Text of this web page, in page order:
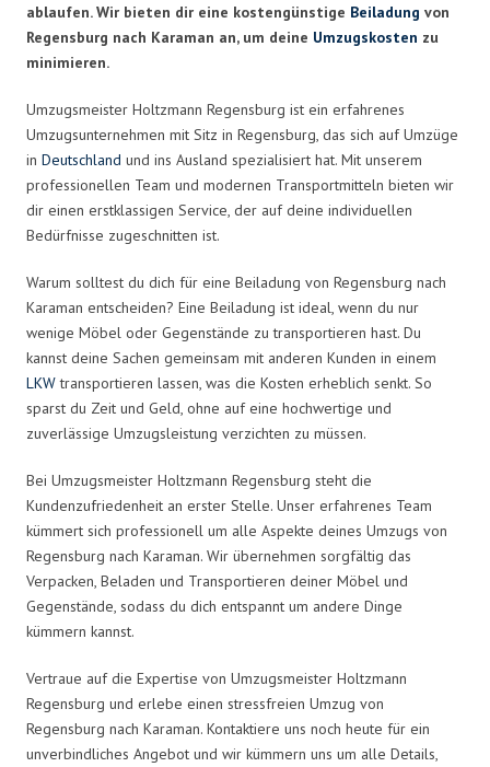
ablaufen. Wir bieten dir eine kostengünstige Beiladung von
Regensburg nach Karaman an, um deine Umzugskosten zu
minimieren.
Umzugsmeister Holtzmann Regensburg ist ein erfahrenes
Umzugsunternehmen mit Sitz in Regensburg, das sich auf Umzüge
in Deutschland und ins Ausland spezialisiert hat. Mit unserem
professionellen Team und modernen Transportmitteln bieten wir
dir einen erstklassigen Service, der auf deine individuellen
Bedürfnisse zugeschnitten ist.
Warum solltest du dich für eine Beiladung von Regensburg nach
Karaman entscheiden? Eine Beiladung ist ideal, wenn du nur
wenige Möbel oder Gegenstände zu transportieren hast. Du
kannst deine Sachen gemeinsam mit anderen Kunden in einem
LKWtransportieren lassen, was die Kosten erheblich senkt. So
sparst du Zeit und Geld, ohne auf eine hochwertige und
zuverlässige Umzugsleistung verzichten zu müssen.
Bei Umzugsmeister Holtzmann Regensburg steht die
Kundenzufriedenheit an erster Stelle. Unser erfahrenes Team
kümmert sich professionell um alle Aspekte deines Umzugs von
Regensburg nach Karaman. Wir übernehmen sorgfältig das
Verpacken, Beladen und Transportieren deiner Möbel und
Gegenstände, sodass du dich entspannt um andere Dinge
kümmern kannst.
Vertraue auf die Expertise von Umzugsmeister Holtzmann
Regensburg und erlebe einen stressfreien Umzug von
Regensburg nach Karaman. Kontaktiere uns noch heute für ein
unverbindliches Angebot und wir kümmern uns um alle Details,